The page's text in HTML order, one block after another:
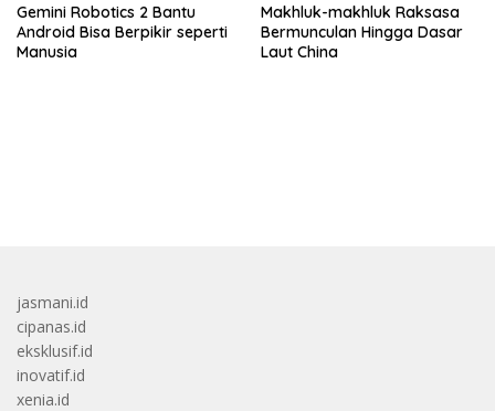
Gemini Robotics 2 Bantu
Android Bisa Berpikir seperti
Manusia
Makhluk-makhluk Raksasa
Bermunculan Hingga Dasar
Laut China
jasmani.id
cipanas.id
eksklusif.id
inovatif.id
xenia.id